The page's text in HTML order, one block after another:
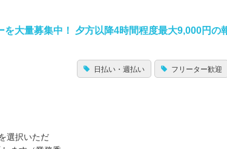
を大量募集中！ 夕方以降4時間程度最大9,000円
選択いただ
日払い・週払い フリーター歓迎